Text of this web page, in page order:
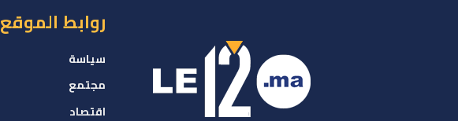
روابط الموقع
سياسة
مجتمع
اقتصاد